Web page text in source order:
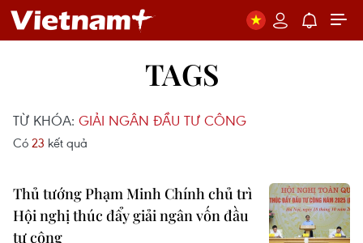
TAGS
TỪ KHÓA: GIẢI NGÂN ĐẦU TƯ CÔNG
Có 23 kết quả
Thủ tướng Phạm Minh Chính chủ trì
Hội nghị thúc đẩy giải ngân vốn đầu
tư công